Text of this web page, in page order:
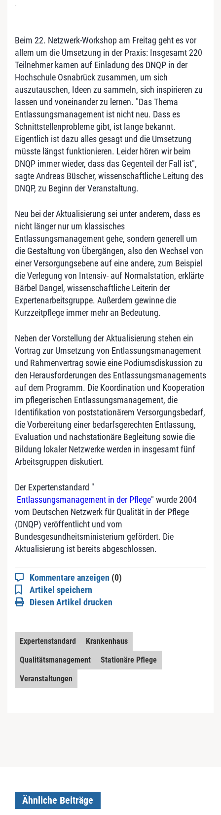
-
Beim 22. Netzwerk-Workshop am Freitag geht es vor
allem um die Umsetzung in der Praxis: Insgesamt 220
Teilnehmer kamen auf Einladung des DNQP in der
Hochschule Osnabrück zusammen, um sich
auszutauschen, Ideen zu sammeln, sich inspirieren zu
lassen und voneinander zu lernen. "Das Thema
Entlassungsmanagement ist nicht neu. Dass es
Schnittstellenprobleme gibt, ist lange bekannt.
Eigentlich ist dazu alles gesagt und die Umsetzung
müsste längst funktionieren. Leider hören wir beim
DNQP immer wieder, dass das Gegenteil der Fall ist",
sagte Andreas Büscher, wissenschaftliche Leitung des
DNQP, zu Beginn der Veranstaltung.
Neu bei der Aktualisierung sei unter anderem, dass es
nicht länger nur um klassisches
Entlassungsmanagement gehe, sondern generell um
die Gestaltung von Übergängen, also den Wechsel von
einer Versorgungsebene auf eine andere, zum Beispiel
die Verlegung von Intensiv- auf Normalstation, erklärte
Bärbel Dangel, wissenschaftliche Leiterin der
Expertenarbeitsgruppe. Außerdem gewinne die
Kurzzeitpflege immer mehr an Bedeutung.
Neben der Vorstellung der Aktualisierung stehen ein
Vortrag zur Umsetzung von Entlassungsmanagement
und Rahmenvertrag sowie eine Podiumsdiskussion zu
den Herausforderungen des Entlassungsmanagements
auf dem Programm. Die Koordination und Kooperation
im pflegerischen Entlassungsmanagement, die
Identifikation von poststationärem Versorgungsbedarf,
die Vorbereitung einer bedarfsgerechten Entlassung,
Evaluation und nachstationäre Begleitung sowie die
Bildung lokaler Netzwerke werden in insgesamt fünf
Arbeitsgruppen diskutiert.
Der Expertenstandard "
Entlassungsmanagement in der Pflege" wurde 2004
vom Deutschen Netzwerk für Qualität in der Pflege
(DNQP) veröffentlicht und vom
Bundesgesundheitsministerium gefördert. Die
Aktualisierung ist bereits abgeschlossen.
Kommentare anzeigen (0)
Artikel speichern
Diesen Artikel drucken
Expertenstandard
Krankenhaus
Qualitätsmanagement
Stationäre Pflege
Veranstaltungen
Ähnliche Beiträge